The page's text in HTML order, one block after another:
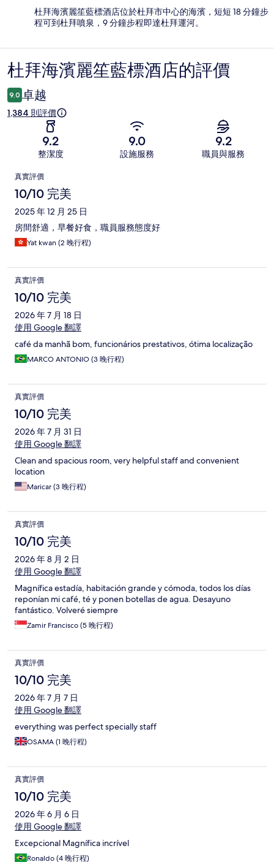
杜拜海濱麗笙藍標酒店位於杜拜市中心的海濱，短短 18 分鐘步
程可到杜拜噴泉，9 分鐘步程即達杜拜運河。
評
價
杜拜海濱麗笙藍標酒店的評價
9.0 卓越
1,384 則評價
9.2
整潔度
9.0
設施服務
9.2
職員與服務
評
價
真實評價
10/10 完美
2025 年 12 月 25 日
房間舒適，早餐好食，職員服務態度好
Yat kwan (2 晚行程)
真實評價
10/10 完美
2026 年 7 月 18 日
使用 Google 翻譯
café da manhã bom, funcionários prestativos, ótima localização
MARCO ANTONIO (3 晚行程)
真實評價
10/10 完美
2026 年 7 月 31 日
使用 Google 翻譯
Clean and spacious room, very helpful staff and convenient
location
Maricar (3 晚行程)
真實評價
10/10 完美
2026 年 8 月 2 日
使用 Google 翻譯
Magnífica estadía, habitación grande y cómoda, todos los días
reponían mi café, té y ponen botellas de agua. Desayuno
fantástico. Volveré siempre
Zamir Francisco (5 晚行程)
真實評價
10/10 完美
2026 年 7 月 7 日
使用 Google 翻譯
everything was perfect specially staff
OSAMA (1 晚行程)
真實評價
10/10 完美
2026 年 6 月 6 日
使用 Google 翻譯
Excepcional Magnífica incrível
Ronaldo (4 晚行程)